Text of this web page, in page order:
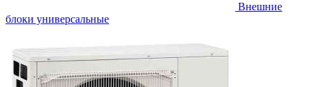
Внешние
блоки универсальные